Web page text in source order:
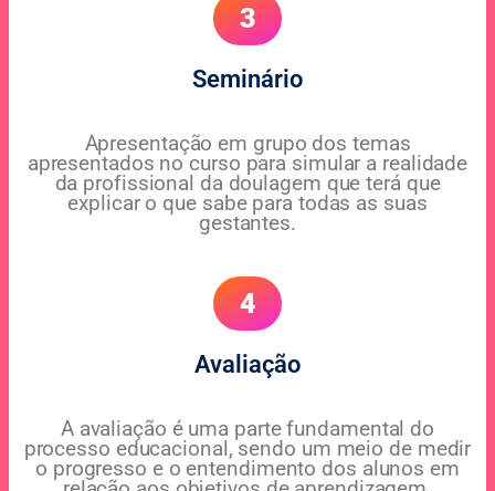
3
Seminário
Apresentação em grupo dos temas
apresentados no curso para simular a realidade
da profissional da doulagem que terá que
explicar o que sabe para todas as suas
gestantes.
4
Avaliação
A avaliação é uma parte fundamental do
processo educacional, sendo um meio de medir
o progresso e o entendimento dos alunos em